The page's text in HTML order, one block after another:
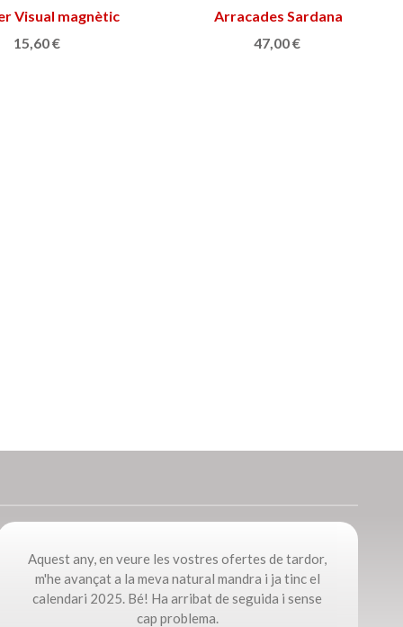
Afegir a la cistella
Visual magnètic
15,60 €
Triar opció
Arracades Sardana
47,00 €
Aquest any, en veure les vostres ofertes de tardor,
m'he avançat a la meva natural mandra i ja tinc el
calendari 2025. Bé! Ha arribat de seguida i sense
cap problema.​